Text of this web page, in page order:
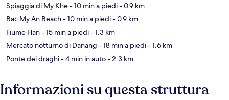
Spiaggia di My Khe- 10 min a piedi- 0.9 km
Bac My An Beach- 10 min a piedi- 0.9 km
Fiume Han- 15 min a piedi- 1.3 km
Mercato notturno di Danang - 18 min a piedi- 1.6 km
Ponte dei draghi- 4 min in auto- 2.3 km
Informazioni su questa struttura